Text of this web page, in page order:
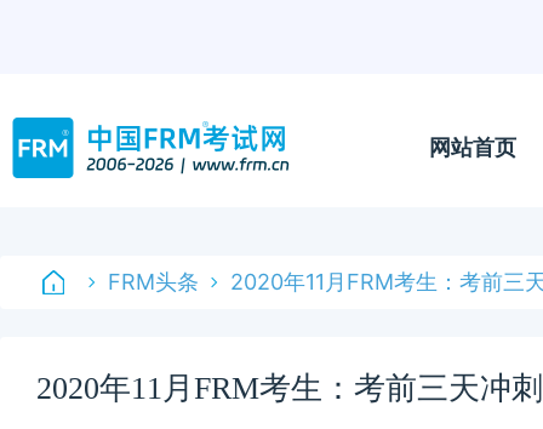
网站首页
FRM头条 2020年11月FRM考生：考前三
2020年11月FRM考生：考前三天冲